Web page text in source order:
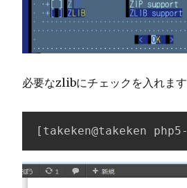
必要なzlibにチェックを入れます
[takeken@takeken